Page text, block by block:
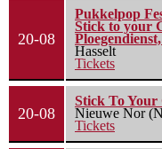
20-08
Pukkelpop
Stick to your
Hasselt
Tickets
20-08
Stick To Your
Nieuwe Nor
Tickets